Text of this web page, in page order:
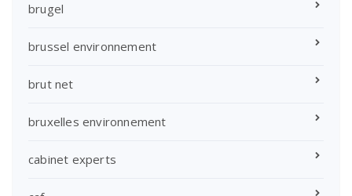
brugel
brussel environnement
brut net
bruxelles environnement
cabinet experts